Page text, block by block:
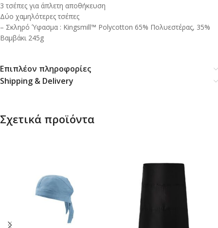
3 τσέπες για άπλετη αποθήκευση
Δύο χαμηλότερες τσέπες
– Σκληρό Ύφασμα : Kingsmill™ Polycotton 65% Πολυεστέρας, 35%
Βαμβάκι 245g
Επιπλέον πληροφορίες
Shipping & Delivery
Σχετικά προϊόντα